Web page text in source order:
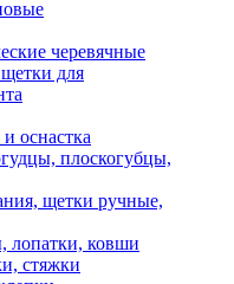
черевячные
для
оснастка
плоскогубцы,
щетки ручные,
лопатки, ковши
стяжки